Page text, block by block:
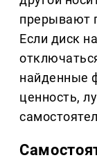
прерывают
Если диск
найденные
ценность,